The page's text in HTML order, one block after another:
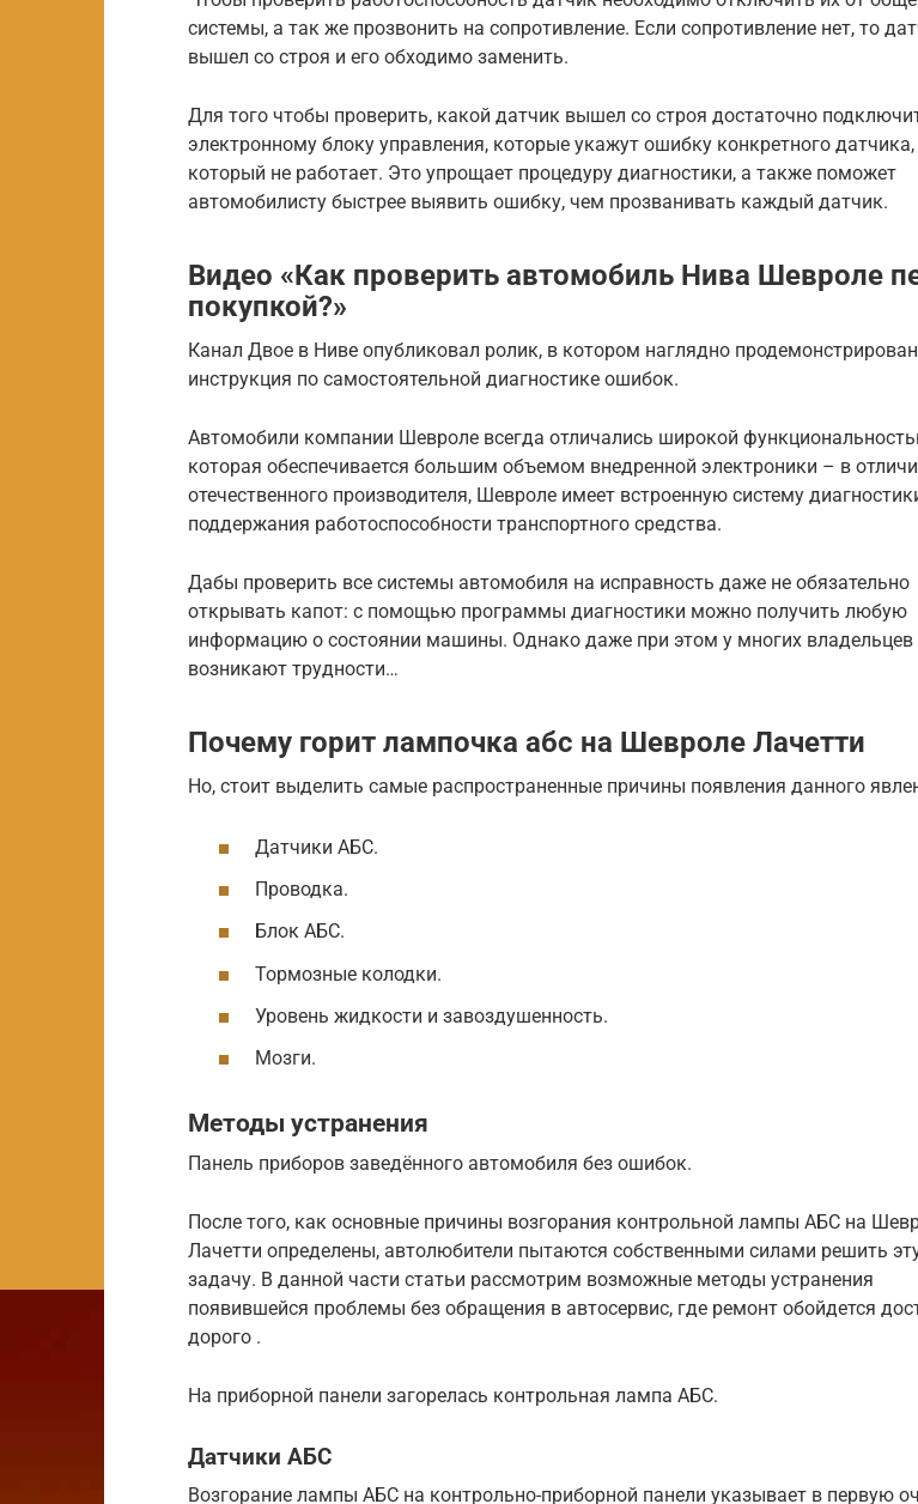
системы, а так же прозвонить на сопротивление. Если сопротивление нет, то
вышел со строя и его обходимо заменить.
Для того чтобы проверить, какой датчик вышел со строя достаточно
электронному блоку управления, которые укажут ошибку конкретного датчика,
который не работает. Это упрощает процедуру диагностики, а также поможет
автомобилисту быстрее выявить ошибку, чем прозванивать каждый датчик.
Видео «Как проверить автомобиль Нива Шевроле
покупкой?»
Канал Двое в Ниве опубликовал ролик, в котором наглядно
инструкция по самостоятельной диагностике ошибок.
Автомобили компании Шевроле всегда отличались широкой
которая обеспечивается большим объемом внедренной электроники – в
отечественного производителя, Шевроле имеет встроенную систему
поддержания работоспособности транспортного средства.
Дабы проверить все системы автомобиля на исправность даже не обязательно
открывать капот: с помощью программы диагностики можно получить любую
информацию о состоянии машины. Однако даже при этом у многих владельцев
возникают трудности…
Почему горит лампочка абс на Шевроле Лачетти
Но, стоит выделить самые распространенные причины появления данного
Датчики АБС.
Проводка.
Блок АБС.
Тормозные колодки.
Уровень жидкости и завоздушенность.
Мозги.
Методы устранения
Панель приборов заведённого автомобиля без ошибок.
После того, как основные причины возгорания контрольной лампы АБС на
Лачетти определены, автолюбители пытаются собственными силами решить
задачу. В данной части статьи рассмотрим возможные методы устранения
появившейся проблемы без обращения в автосервис, где ремонт обойдется
дорого .
На приборной панели загорелась контрольная лампа АБС.
Датчики АБС
Возгорание лампы АБС на контрольно-приборной панели указывает в первую